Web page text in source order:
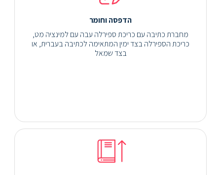
הדפסה וחומר
מחברת כתיבה עם כריכת ספירלה עבה עם למינציה מט,
כריכת הספירלה בצד ימין המתאימה לכתיבה בעברית, או
בצד שמאל